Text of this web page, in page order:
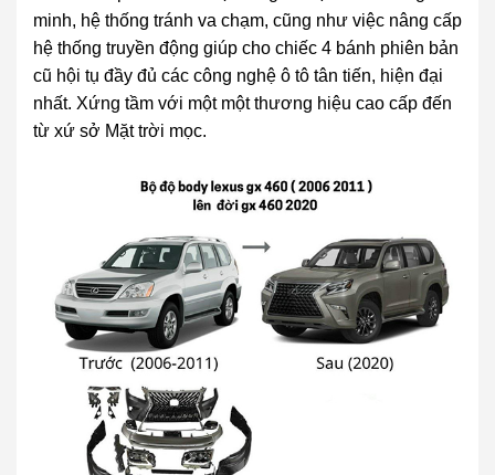
minh, hệ thống tránh va chạm, cũng như việc nâng cấp
hệ thống truyền động giúp cho chiếc 4 bánh phiên bản
cũ hội tụ đầy đủ các công nghệ ô tô tân tiến, hiện đại
nhất. Xứng tầm với một một thương hiệu cao cấp đến
từ xứ sở Mặt trời mọc.